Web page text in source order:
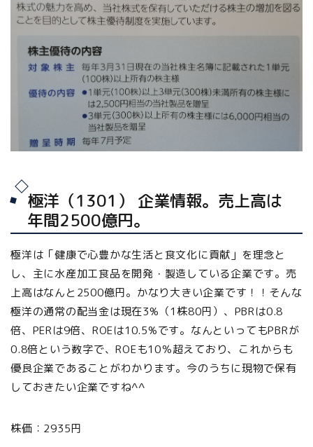
極洋（1301） 企業情報。売上高は
年間2500億円。
極洋は「健康で心豊かな生活と食文化に貢献」を理念と
し、主に水産加工食品を開発・製造している企業です。売
上高はなんと2500億円。かなり大きい企業です！！そんな
極洋の通常の配当金は現在3%（1株80円）、PBRは0.8
倍、PERは9倍、ROEは10.5%です。なんといってもPBRが
0.8倍という数字で、ROEも10％超えており、これからも
優良企業であることがわかります。今のうちに現物で保有
しておきたい企業ですね^^
株価：2935円